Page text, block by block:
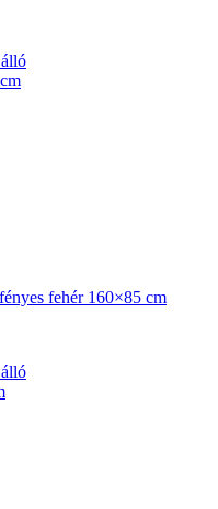
fehér 160×85 cm